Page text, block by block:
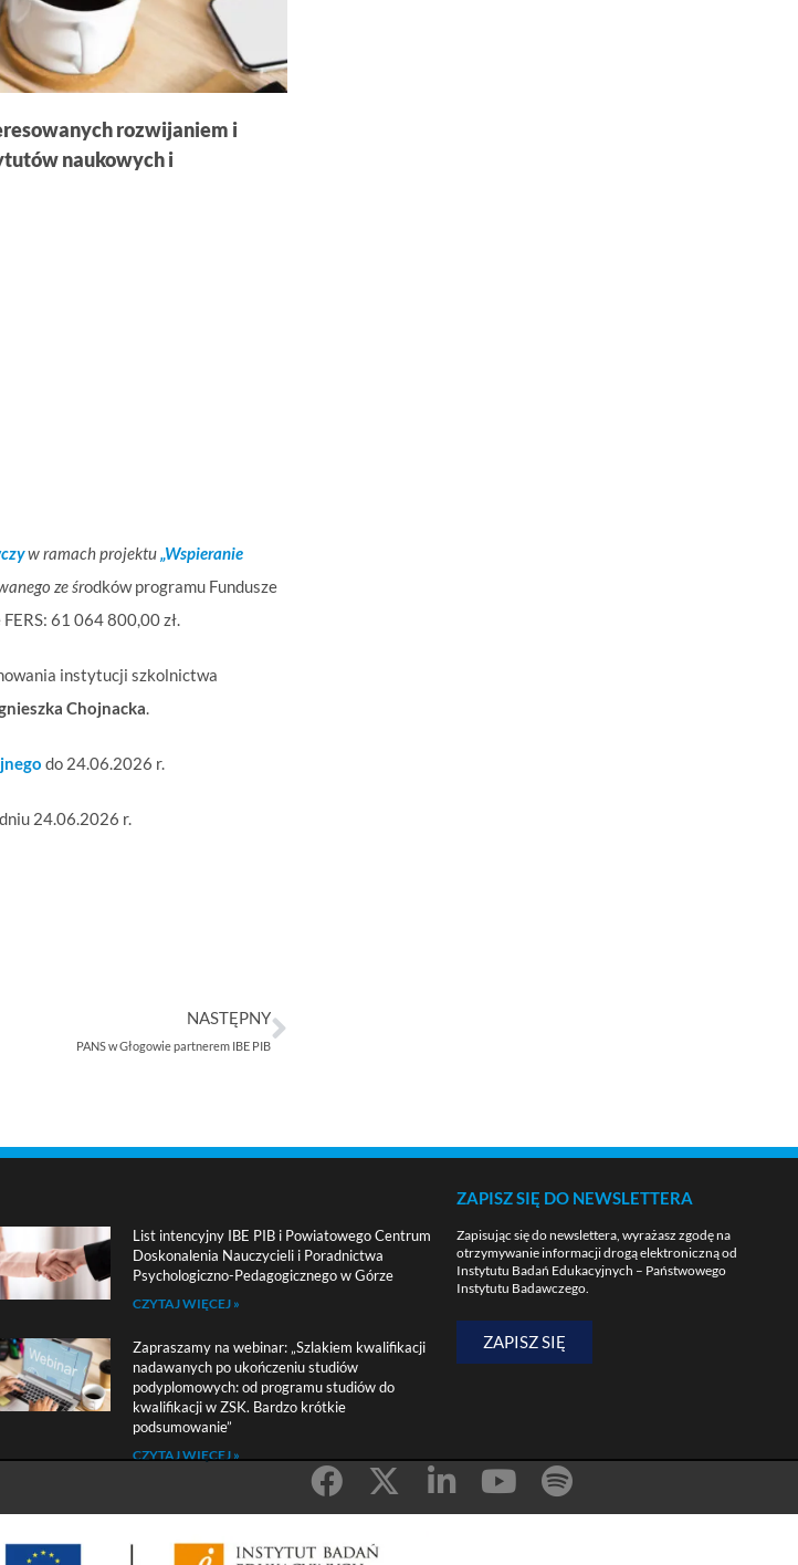
rozwijaniem i
naukowych i
w ramach projektu„Wspieranie
ze środków programu Fundusze
61 064 800,00 zł.
instytucji szkolnictwa
Chojnacka.
do 24.06.2026 r.
24.06.2026 r.
NASTĘPNY
PANS w Głogowie partnerem IBE PIB
List intencyjny IBE PIB i Powiatowego Centrum
Doskonalenia Nauczycieli i Poradnictwa
Psychologiczno-Pedagogicznego w Górze
CZYTAJ WIĘCEJ »
Zapraszamy na webinar: „Szlakiem kwalifikacji
nadawanych po ukończeniu studiów
podyplomowych: od programu studiów do
kwalifikacji w ZSK. Bardzo krótkie
podsumowanie”
CZYTAJ WIĘCEJ »
ZAPISZ SIĘ DO NEWSLETTERA
Zapisując się do newslettera, wyrażasz zgodę na
otrzymywanie informacji drogą elektroniczną od
Instytutu Badań Edukacyjnych – Państwowego
Instytutu Badawczego.
ZAPISZ SIĘ